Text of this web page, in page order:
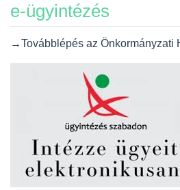
e-ügyintézés
→Továbblépés az Önkormányzati